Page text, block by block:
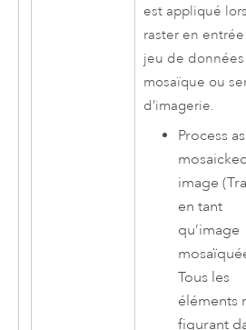
est appliqué
raster en
jeu de données
mosaïque ou
d’imagerie.
Process as
image
en tant
qu’image
Tous les
éléments
figurant